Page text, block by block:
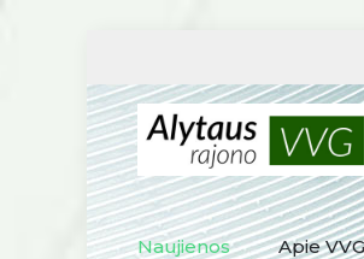
Naujienos Apie VVG